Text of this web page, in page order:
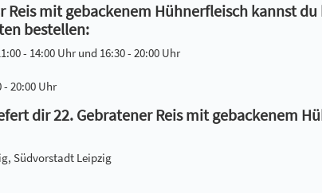
Reis mit gebackenem Hühnerfleisch kannst
bestellen:
- 14:00 Uhr und 16:30 - 20:00 Uhr
- 20:00 Uhr
dir 22. Gebratener Reis mit gebackenem
Südvorstadt Leipzig